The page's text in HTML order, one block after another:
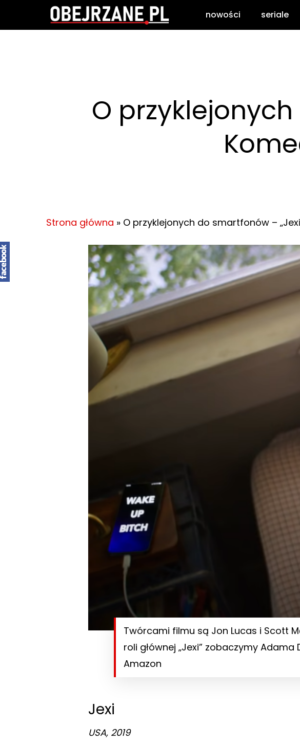
Zatwierdź enterem, wyjdź ESC
nowości seriale
O
Strona główna » O przyklejonych do smartfonów –
Twórcami filmu są Jon Lucas i Scott
roli głównej „Jexi” zobaczymy
Amazon
Jexi
USA, 2019